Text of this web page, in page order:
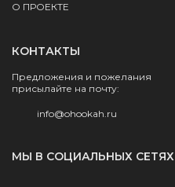
О ПРОЕКТЕ
КОНТАКТЫ
Предложения и пожелания
присылайте на почту:
info@ohookah.ru
МЫ В СОЦИАЛЬНЫХ СЕТЯХ